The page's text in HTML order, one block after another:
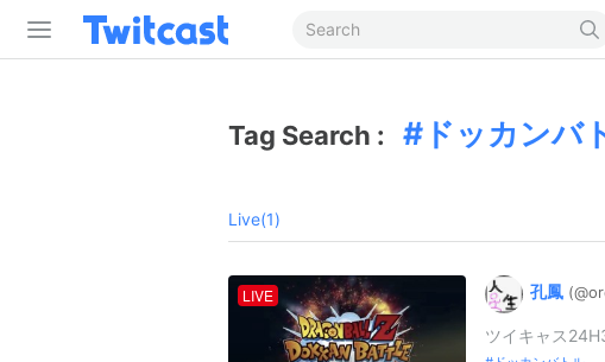
Tag Search : ドッカンバ
Live(1)
LIVE 孔鳳
ツイキャス